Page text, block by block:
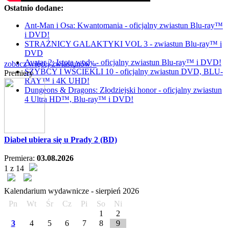
Ostatnio dodane:
Ant-Man i Osa: Kwantomania - oficjalny zwiastun Blu-ray™
i DVD!
STRAŻNICY GALAKTYKI VOL 3 - zwiastun Blu-ray™ i
DVD
Avatar 2: Istota wody - oficjalny zwiastun Blu-ray™ i DVD!
SZYBCY I WŚCIEKLI 10 - oficjalny zwiastun DVD, BLU-
RAY™ i 4K UHD!
Dungeons & Dragons: Złodziejski honor - oficjalny zwiastun
4 Ultra HD™, Blu-ray™ i DVD!
zobacz więcej zwiastunów »
Premiery
Diabeł ubiera się u Prady 2 (BD)
Premiera: 03.08.2026
1 z 14
Kalendarium wydawnicze - sierpień 2026
Pn
Wt Śr Cz Pi So
Ni
1
2
3
4 5 6 7 8
9